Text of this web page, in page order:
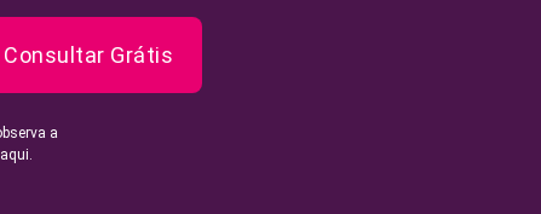
Consultar Grátis
a